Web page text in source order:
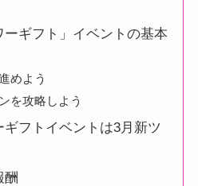
ーギフト」イベントの基本
めよう
を攻略しよう
フトイベントは3月新ツ
酬